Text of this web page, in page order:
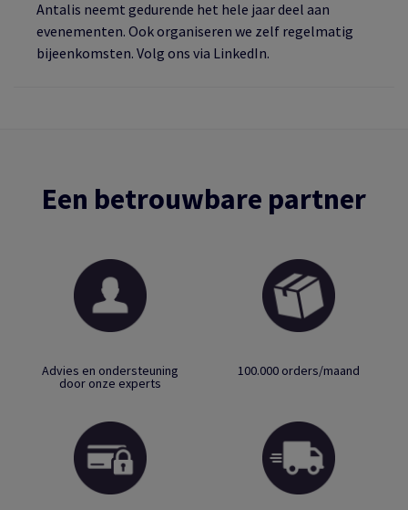
Antalis neemt gedurende het hele jaar deel aan
evenementen. Ook organiseren we zelf regelmatig
bijeenkomsten. Volg ons via LinkedIn.
Een betrouwbare partner
Advies en ondersteuning
door onze experts
100.000 orders/maand